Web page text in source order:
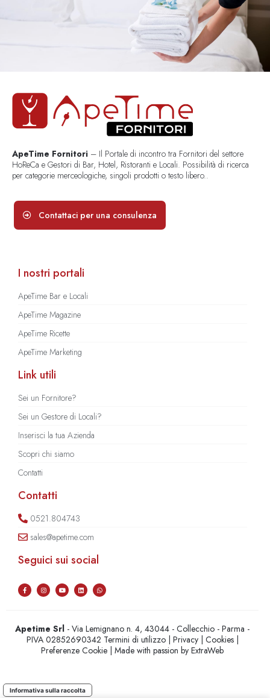
ApeTime Fornitori – Il Portale di incontro tra Fornitori del settore
HoReCa e Gestori di Bar, Hotel, Ristoranti e Locali. Possibilità di ricerca
per categorie merceologiche, singoli prodotti o testo libero..
Contattaci per una consulenza
I nostri portali
ApeTime Bar e Locali
ApeTime Magazine
ApeTime Ricette
ApeTime Marketing
Link utili
Sei un Fornitore?
Sei un Gestore di Locali?
Inserisci la tua Azienda
Scopri chi siamo
Contatti
Contatti
0521.804743
sales@apetime.com
Seguici sui social
Apetime Srl - Via Lemignano n. 4, 43044 - Collecchio - Parma -
PIVA 02852690342 Termini di utilizzo| Privacy| Cookies|
Preferenze Cookie | Made with passion byExtraWeb
Informativa sulla raccolta